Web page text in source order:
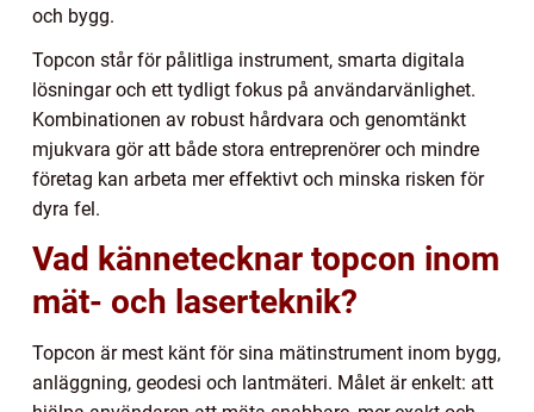
och bygg.
Topcon står för pålitliga instrument, smarta digitala
lösningar och ett tydligt fokus på användarvänlighet.
Kombinationen av robust hårdvara och genomtänkt
mjukvara gör att både stora entreprenörer och mindre
företag kan arbeta mer effektivt och minska risken för
dyra fel.
Vad kännetecknar topcon inom
mät- och laserteknik?
Topcon är mest känt för sina mätinstrument inom bygg,
anläggning, geodesi och lantmäteri. Målet är enkelt: att